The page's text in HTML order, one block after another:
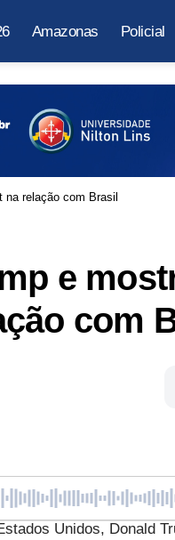
Amazonas Policial
relação com Brasil
e
com
Unidos, Donald